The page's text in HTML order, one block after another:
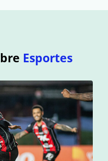
Esportes